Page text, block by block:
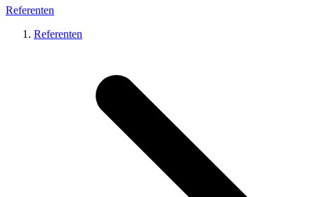
Referenten
Referenten